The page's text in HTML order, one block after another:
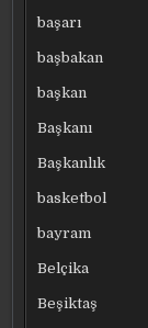
başarı
başbakan
başkan
Başkanı
Başkanlık
basketbol
bayram
Belçika
Beşiktaş